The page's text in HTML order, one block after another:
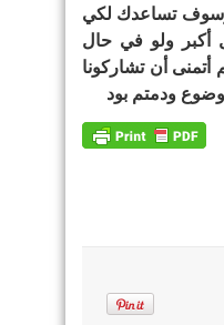
وسوف تساعدك لكي
أكبر ولو في حال
أن تشاركونا
ودمتم بود